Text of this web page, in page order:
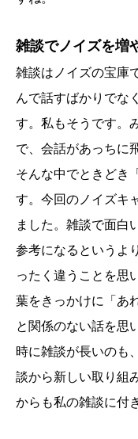
雑談でノイズを増
雑談はノイズの宝庫
んで話すばかりでな
す。私もそうです。
で、会話があっちに
そんな中でときどき
す。今回のノイズキ
ました。雑談で面白
参考になるというよ
ったく違うことを思
葉をきっかけに「あ
と関係のない話を思
時に雑談が長いのも
談から新しい取り組
からも私の雑談に付